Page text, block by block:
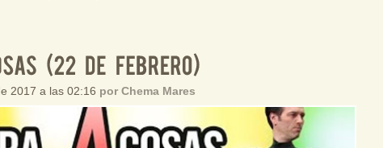
2017 a las 02:16 por Chema Mares